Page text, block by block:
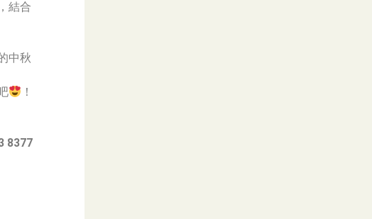
結合
中秋
！
8377